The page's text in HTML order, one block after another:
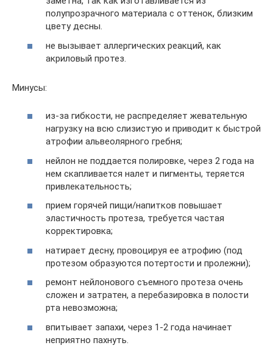
полупрозрачного материала с оттенок, близким
цвету десны.
не вызывает аллергических реакций, как
акриловый протез.
Минусы:
из-за гибкости, не распределяет жевательную
нагрузку на всю слизистую и приводит к быстрой
атрофии альвеолярного гребня;
нейлон не поддается полировке, через 2 года на
нем скапливается налет и пигменты, теряется
привлекательность;
прием горячей пищи/напитков повышает
эластичность протеза, требуется частая
корректировка;
натирает десну, провоцируя ее атрофию (под
протезом образуются потертости и пролежни);
ремонт нейлонового съемного протеза очень
сложен и затратен, а перебазировка в полости
рта невозможна;
впитывает запахи, через 1-2 года начинает
неприятно пахнуть.